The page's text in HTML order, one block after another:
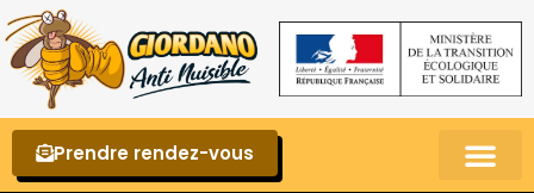
Prendre rendez-vous